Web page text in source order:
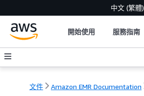
中文 (繁體)
開始使用 服務指南
文件 Amazon EMR Documentation